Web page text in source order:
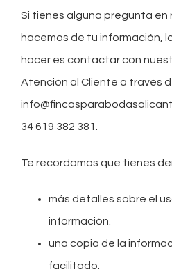
Si tienes alguna pregunta en
hacemos de tu información,
hacer es contactar con
Atención al Cliente a través
34 619 382 381.
Te recordamos que tienes
más detalles sobre el
información.
una copia de la
facilitado.